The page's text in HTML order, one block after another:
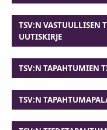
TSV:N
UUTISKIRJE
TSV:N TAPAHTUMIEN
TSV:N